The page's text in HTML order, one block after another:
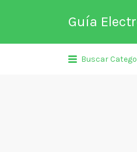
Guía
Directorio
Buscar
por:
Buscar